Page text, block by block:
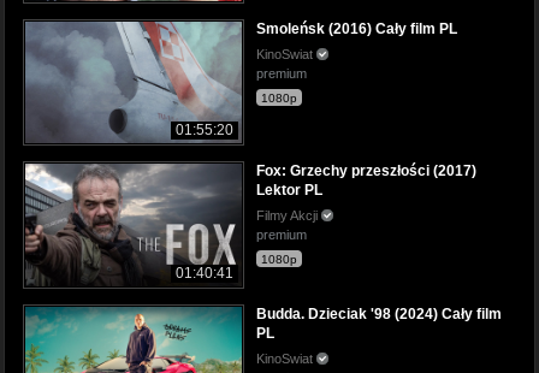
01:55:20
Smoleńsk (2016) Cały film PL
KinoSwiat
premium
1080p
01:40:41
Fox: Grzechy przeszłości (2017)
Lektor PL
Filmy Akcji
premium
1080p
Budda. Dzieciak '98 (2024) Cały film
PL
KinoSwiat